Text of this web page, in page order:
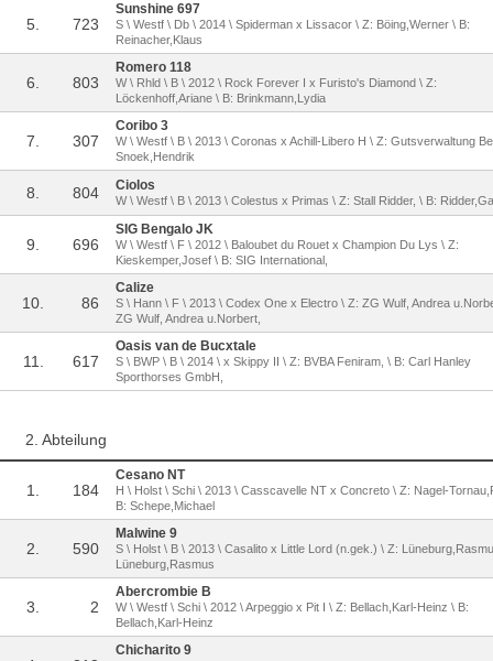
5. 723
Sunshine 697
S \ Westf \ Db \ 2014 \ Spiderman x Lissacor \ Z: Böing,Werner \ B:
Reinacher,Klaus
6. 803
Romero 118
W \ Rhld \ B \ 2012 \ Rock Forever I x Furisto's Diamond \ Z:
Löckenhoff,Ariane \ B: Brinkmann,Lydia
7. 307
Coribo 3
W \ Westf \ B \ 2013 \ Coronas x Achill-Libero H \ Z: Gutsverwaltung
Snoek,Hendrik
8. 804 Ciolos
W \ Westf \ B \ 2013 \ Colestus x Primas \ Z: Stall Ridder, \ B:
9. 696
SIG Bengalo JK
W \ Westf \ F \ 2012 \ Baloubet du Rouet x Champion Du Lys \ Z:
Kieskemper,Josef \ B: SIG International,
10. 86
Calize
S \ Hann \ F \ 2013 \ Codex One x Electro \ Z: ZG Wulf, Andrea
ZG Wulf, Andrea u.Norbert,
11. 617
Oasis van de Bucxtale
S \ BWP \ B \ 2014 \ x Skippy II \ Z: BVBA Feniram, \ B: Carl Hanley
Sporthorses GmbH,
2. Abteilung
1. 184
Cesano NT
H \ Holst \ Schi \ 2013 \ Casscavelle NT x Concreto \ Z: Nagel-
B: Schepe,Michael
2. 590
Malwine 9
S \ Holst \ B \ 2013 \ Casalito x Little Lord (n.gek.) \ Z:
Lüneburg,Rasmus
3. 2
Abercrombie B
W \ Westf \ Schi \ 2012 \ Arpeggio x Pit I \ Z: Bellach,Karl-Heinz \ B:
Bellach,Karl-Heinz
Chicharito 9